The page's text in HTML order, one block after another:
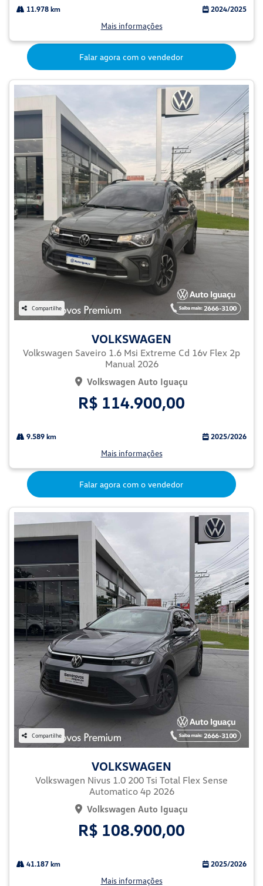
11.978 km 2024/2025
Mais informações
Falar agora com o vendedor
Compartilhe
VOLKSWAGEN
Volkswagen Saveiro 1.6 Msi Extreme Cd 16v Flex 2p
Manual 2026
Volkswagen Auto Iguaçu
R$ 114.900,00
9.589 km 2025/2026
Mais informações
Falar agora com o vendedor
Compartilhe
VOLKSWAGEN
Volkswagen Nivus 1.0 200 Tsi Total Flex Sense
Automatico 4p 2026
Volkswagen Auto Iguaçu
R$ 108.900,00
41.187 km 2025/2026
Mais informações